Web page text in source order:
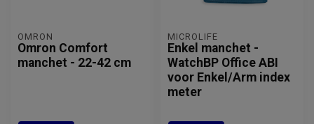
OMRON
Omron Comfort
manchet - 22-42 cm
MICROLIFE
Enkel manchet -
WatchBP Office ABI
voor Enkel/Arm index
meter